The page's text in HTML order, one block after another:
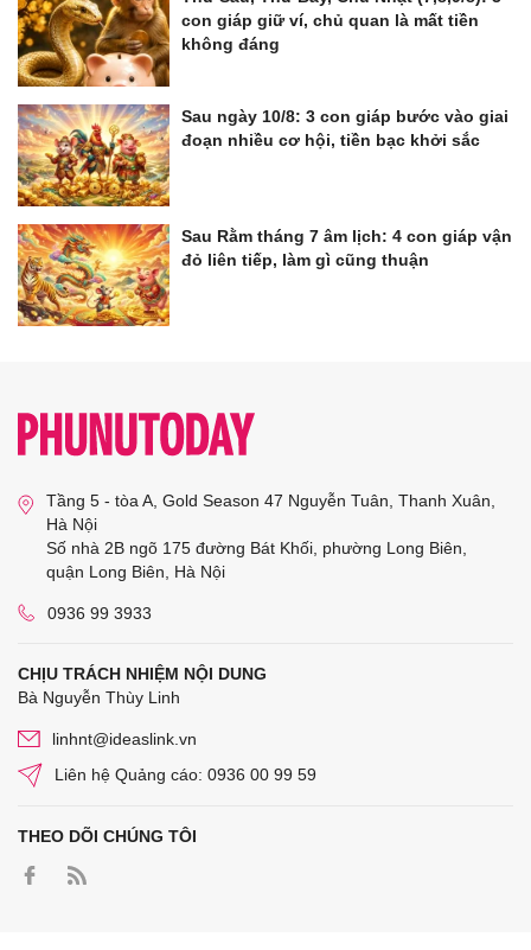
con giáp giữ ví, chủ quan là mất tiền
không đáng
Sau ngày 10/8: 3 con giáp bước vào giai
đoạn nhiều cơ hội, tiền bạc khởi sắc
Sau Rằm tháng 7 âm lịch: 4 con giáp vận
đỏ liên tiếp, làm gì cũng thuận
Tầng 5 - tòa A, Gold Season 47 Nguyễn Tuân, Thanh Xuân,
Hà Nội
Số nhà 2B ngõ 175 đường Bát Khối, phường Long Biên,
quận Long Biên, Hà Nội
0936 99 3933
CHỊU TRÁCH NHIỆM NỘI DUNG
Bà Nguyễn Thùy Linh
linhnt@ideaslink.vn
Liên hệ Quảng cáo: 0936 00 99 59
THEO DÕI CHÚNG TÔI